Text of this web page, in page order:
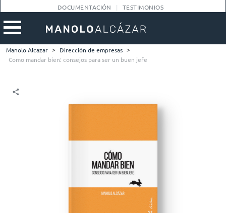
DOCUMENTACIÓN TESTIMONIOS
Manolo Alcazar > Dirección de empresas >
Como mandar bien: consejos para ser un buen jefe